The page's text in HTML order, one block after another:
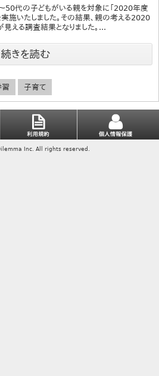
50代の子どもがいる親を対象に「2020年度
施いたしました。その結果、親の考える2020
える調査結果となりました。...
続きを読む
習 子育て
Inc. All rights reserved.